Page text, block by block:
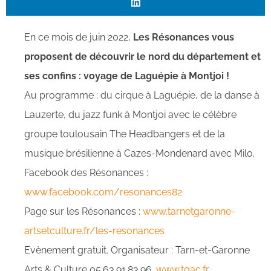
En ce mois de juin 2022, Les Résonances vous
proposent de découvrir le nord du département et
ses confins : voyage de Laguépie à Montjoi !
Au programme : du cirque à Laguépie, de la danse à
Lauzerte, du jazz funk à Montjoi avec le célèbre
groupe toulousain The Headbangers et de la
musique brésilienne à Cazes-Mondenard avec Milo.
Facebook des Résonances :
www.facebook.com/resonances82
Page sur les Résonances : www.tarnetgaronne-
artsetculture.fr/les-resonances
Evènement gratuit. Organisateur : Tarn-et-Garonne